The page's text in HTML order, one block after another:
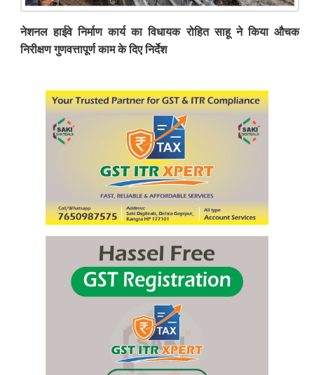
नेशनल हाईवे निर्माण कार्य का विधायक रोहित साहू ने किया औचक
निरीक्षण गुणवत्तापूर्ण काम के दिए निर्देश